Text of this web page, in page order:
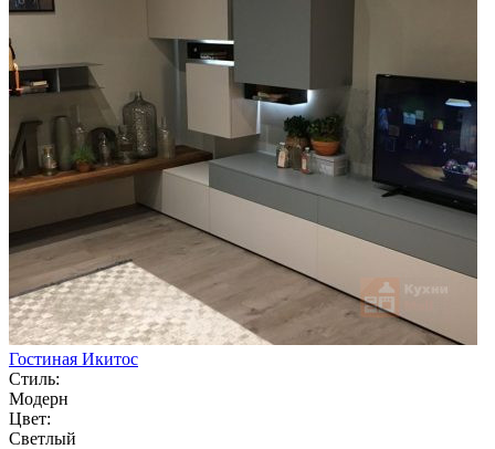
Гостиная Икитос
Стиль:
Модерн
Цвет:
Светлый